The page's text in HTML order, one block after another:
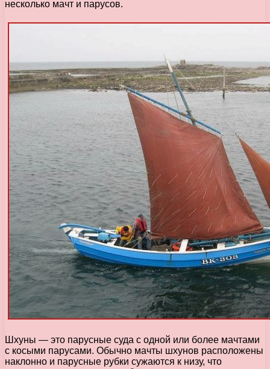
несколько мачт и парусов.
Шхуны — это парусные суда с одной или более мачтами
с косыми парусами. Обычно мачты шхунов расположены
наклонно и парусные рубки сужаются к низу, что